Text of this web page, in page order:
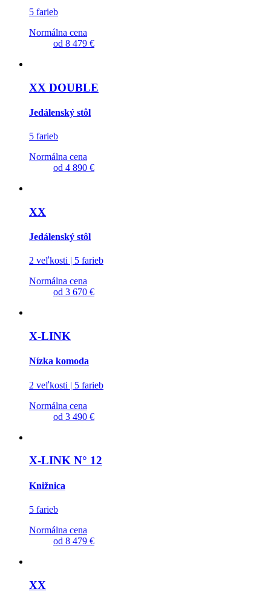
5 farieb
Normálna cena
od 8 479 €
XX DOUBLE
Jedálenský stôl
5 farieb
Normálna cena
od 4 890 €
XX
Jedálenský stôl
2 veľkosti | 5 farieb
Normálna cena
od 3 670 €
X-LINK
Nízka komoda
2 veľkosti | 5 farieb
Normálna cena
od 3 490 €
X-LINK N° 12
Knižnica
5 farieb
Normálna cena
od 8 479 €
XX